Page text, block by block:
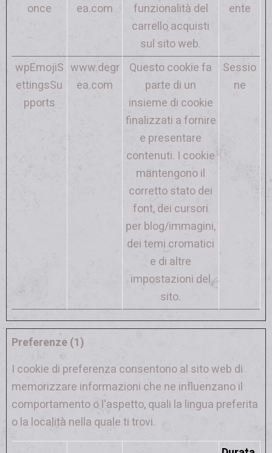
once
ea.com
funzionalità del
carrello acquisti
sul sito web.
ente
wpEmojiS
ettingsSu
pports
www.degr
ea.com
Questo cookie fa
parte di un
insieme di cookie
finalizzati a fornire
e presentare
contenuti. I cookie
mantengono il
corretto stato dei
font, dei cursori
per blog/immagini,
dei temi cromatici
e di altre
impostazioni del
sito.
Sessio
ne
Preferenze (1)
I cookie di preferenza consentono al sito web di
memorizzare informazioni che ne influenzano il
comportamento o l'aspetto, quali la lingua preferita
o la località nella quale ti trovi.